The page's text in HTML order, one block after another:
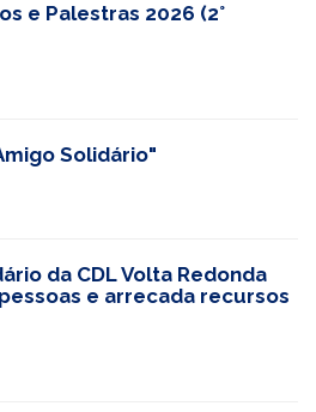
e Palestras 2026 (2°
Solidário"
da CDL Volta Redonda
e arrecada recursos